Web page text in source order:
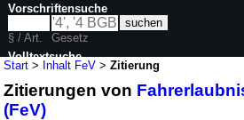
Start > Inhalt FeV >Zitierung
Zitierungen von
(FeV)
Vorschriftensuche
§ / Art.
Gesetz
Volltextsuche
nur in FeV